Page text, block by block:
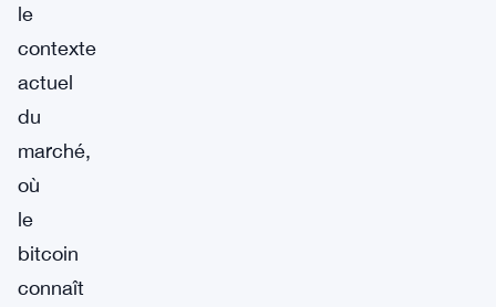
le
contexte
actuel
du
marché,
où
le
bitcoin
connaît